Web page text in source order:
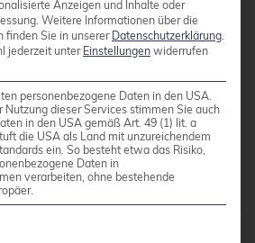
flexible Scheduling-
VM-Gruppen.
benötigen
als Test- oder
Automatisierte Backup-
und reduzieren das
Fehler. Überwachen Sie die
regelmäßig und passen Sie
an.
Anzeigen und Inhalte oder
Weitere Informationen über die
finden Sie in unserer Datenschutzerklärung.
jederzeit unter Einstellungen widerrufen
personenbezogene Daten in den USA.
Nutzung dieser Services stimmen Sie auch
in den USA gemäß Art. 49 (1) lit. a
die USA als Land mit unzureichendem
ein. So besteht etwa das Risiko,
Daten in
verarbeiten, ohne bestehende
der Service-Gruppen, für die